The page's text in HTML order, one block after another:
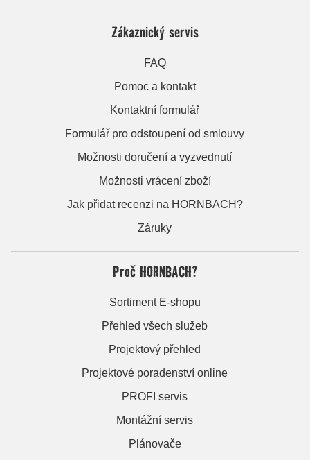
Zákaznický servis
FAQ
Pomoc a kontakt
Kontaktní formulář
Formulář pro odstoupení od smlouvy
Možnosti doručení a vyzvednutí
Možnosti vrácení zboží
Jak přidat recenzi na HORNBACH?
Záruky
Proč HORNBACH?
Sortiment E-shopu
Přehled všech služeb
Projektový přehled
Projektové poradenství online
PROFI servis
Montážní servis
Plánovače